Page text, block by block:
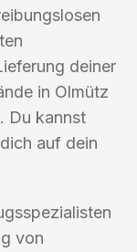
deiner
in Olmütz
Du kannst
auf dein
von